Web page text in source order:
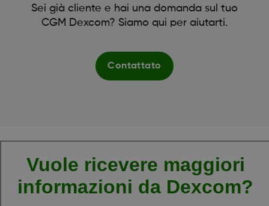
Sei già cliente e hai una domanda sul tuo
CGM Dexcom? Siamo qui per aiutarti.
Contattato